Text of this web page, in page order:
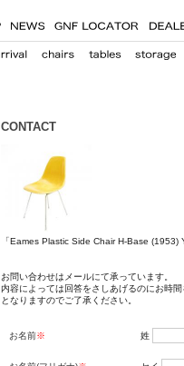
CONTACT
「Eames Plastic Side Chair H-Base (1953)
お問い合わせはメールにて承っています。
内容によっては回答をさしあげるのにお時
となりますのでご了承ください。
お名前※ 姓